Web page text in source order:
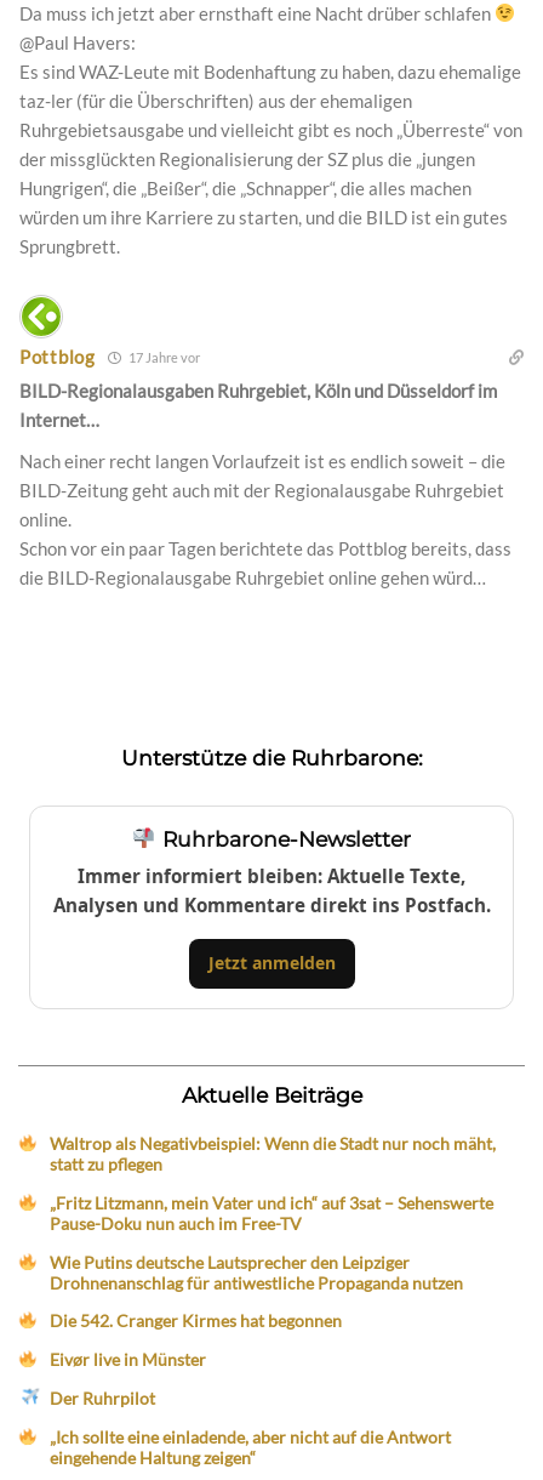
Da muss ich jetzt aber ernsthaft eine Nacht drüber schlafen
@Paul Havers:
Es sind WAZ-Leute mit Bodenhaftung zu haben, dazu ehemalige
taz-ler (für die Überschriften) aus der ehemaligen
Ruhrgebietsausgabe und vielleicht gibt es noch „Überreste“ von
der missglückten Regionalisierung der SZ plus die „jungen
Hungrigen“, die „Beißer“, die „Schnapper“, die alles machen
würden um ihre Karriere zu starten, und die BILD ist ein gutes
Sprungbrett.
Pottblog 17 Jahre vor
BILD-Regionalausgaben Ruhrgebiet, Köln und Düsseldorf im
Internet…
Nach einer recht langen Vorlaufzeit ist es endlich soweit – die
BILD-Zeitung geht auch mit der Regionalausgabe Ruhrgebiet
online.
Schon vor ein paar Tagen berichtete das Pottblog bereits, dass
die BILD-Regionalausgabe Ruhrgebiet online gehen würd…
Unterstütze die Ruhrbarone:
Ruhrbarone-Newsletter
Immer informiert bleiben: Aktuelle Texte,
Analysen und Kommentare direkt ins Postfach.
Jetzt anmelden
Aktuelle Beiträge
Waltrop als Negativbeispiel: Wenn die Stadt nur noch mäht,
statt zu pflegen
„Fritz Litzmann, mein Vater und ich“ auf 3sat – Sehenswerte
Pause-Doku nun auch im Free-TV
Wie Putins deutsche Lautsprecher den Leipziger
Drohnenanschlag für antiwestliche Propaganda nutzen
Die 542. Cranger Kirmes hat begonnen
Eivør live in Münster
Der Ruhrpilot
„Ich sollte eine einladende, aber nicht auf die Antwort
eingehende Haltung zeigen“